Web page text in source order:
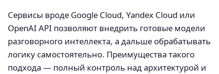
Сервисы вроде Google Cloud, Yandex Cloud или
OpenAI API позволяют внедрить готовые модели
разговорного интеллекта, а дальше обрабатывать
логику самостоятельно. Преимущества такого
подхода — полный контроль над архитектурой и